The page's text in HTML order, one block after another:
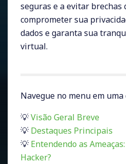
seguras e a evitar brechas
comprometer sua
dados e garanta sua
virtual.
Navegue no menu em uma
💡Visão Geral Breve
💡 Destaques Principais
💡 Entendendo as
Hacker?